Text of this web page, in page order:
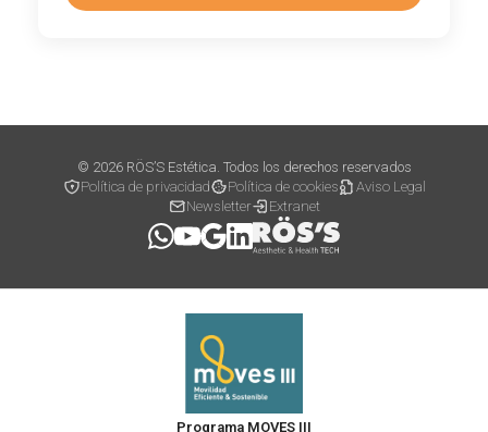
© 2026 RÖS’S Estética. Todos los derechos reservados
Política de privacidad
Política de cookies
Aviso Legal
Newsletter
Extranet
Programa MOVES III